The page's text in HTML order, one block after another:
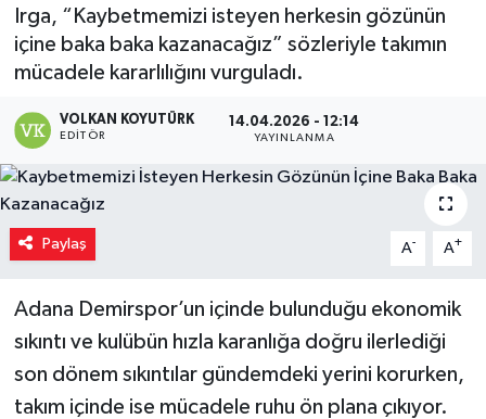
Irga, “Kaybetmemizi isteyen herkesin gözünün
içine baka baka kazanacağız” sözleriyle takımın
mücadele kararlılığını vurguladı.
VOLKAN KOYUTÜRK
EDITÖR
14.04.2026 - 12:14
YAYINLANMA
Paylaş A- A+
Adana Demirspor’un içinde bulunduğu ekonomik
sıkıntı ve kulübün hızla karanlığa doğru ilerlediği
son dönem sıkıntılar gündemdeki yerini korurken,
takım içinde ise mücadele ruhu ön plana çıkıyor.
Resmi İlanlar
Sağlık
Siyaset
Spor
Yaşam
Yerel Yönetimler